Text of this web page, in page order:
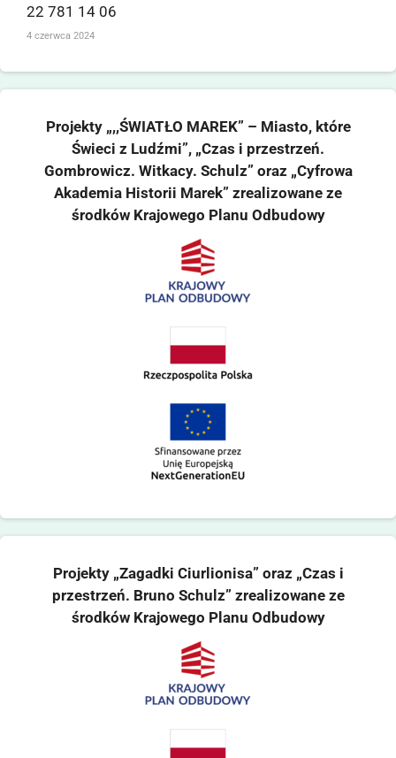
22 781 14 06
4 czerwca 2024
Projekty „,,ŚWIATŁO MAREK” – Miasto, które
Świeci z Ludźmi”, „Czas i przestrzeń.
Gombrowicz. Witkacy. Schulz” oraz „Cyfrowa
Akademia Historii Marek” zrealizowane ze
środków Krajowego Planu Odbudowy
Projekty „Zagadki Ciurlionisa” oraz „Czas i
przestrzeń. Bruno Schulz” zrealizowane ze
środków Krajowego Planu Odbudowy